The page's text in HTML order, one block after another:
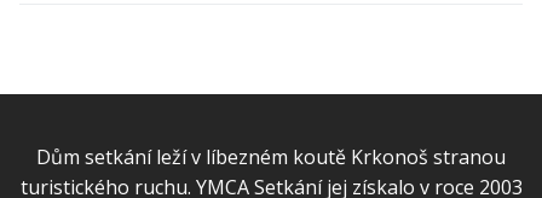
Dům setkání leží v líbezném koutě Krkonoš stranou
turistického ruchu. YMCA Setkání jej získalo v roce 2003